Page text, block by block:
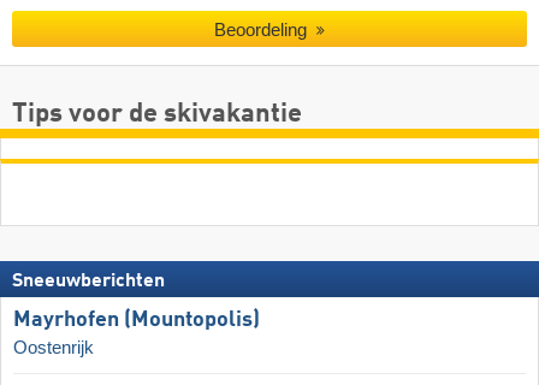
Beoordeling
Tips voor de skivakantie
Sneeuwberichten
Mayrhofen (Mountopolis)
Oostenrijk